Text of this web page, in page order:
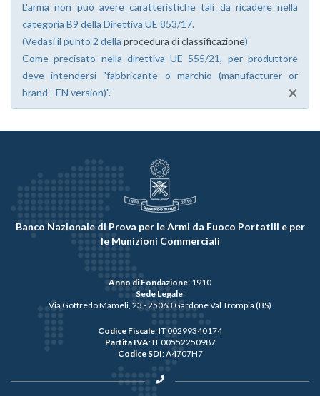
L'arma non può avere caratteristiche tali da ricadere nella
categoria B9 della Direttiva UE 853/17.
(Vedasi il punto 2 della procedura di classificazione)
Come precisato nella direttiva UE 555/21, per produttore
deve intendersi "fabbricante o marchio (manufacturer or
brand - EN version)".
×
Banco Nazionale di Prova per le Armi da Fuoco Portatili e per
le Munizioni Commerciali
Anno di Fondazione: 1910
Sede Legale:
Via Goffredo Mameli, 23 - 25063 Gardone Val Trompia (BS)
Codice Fiscale: IT 00299340174
Partita IVA: IT 00552250987
Codice SDI: A4707H7